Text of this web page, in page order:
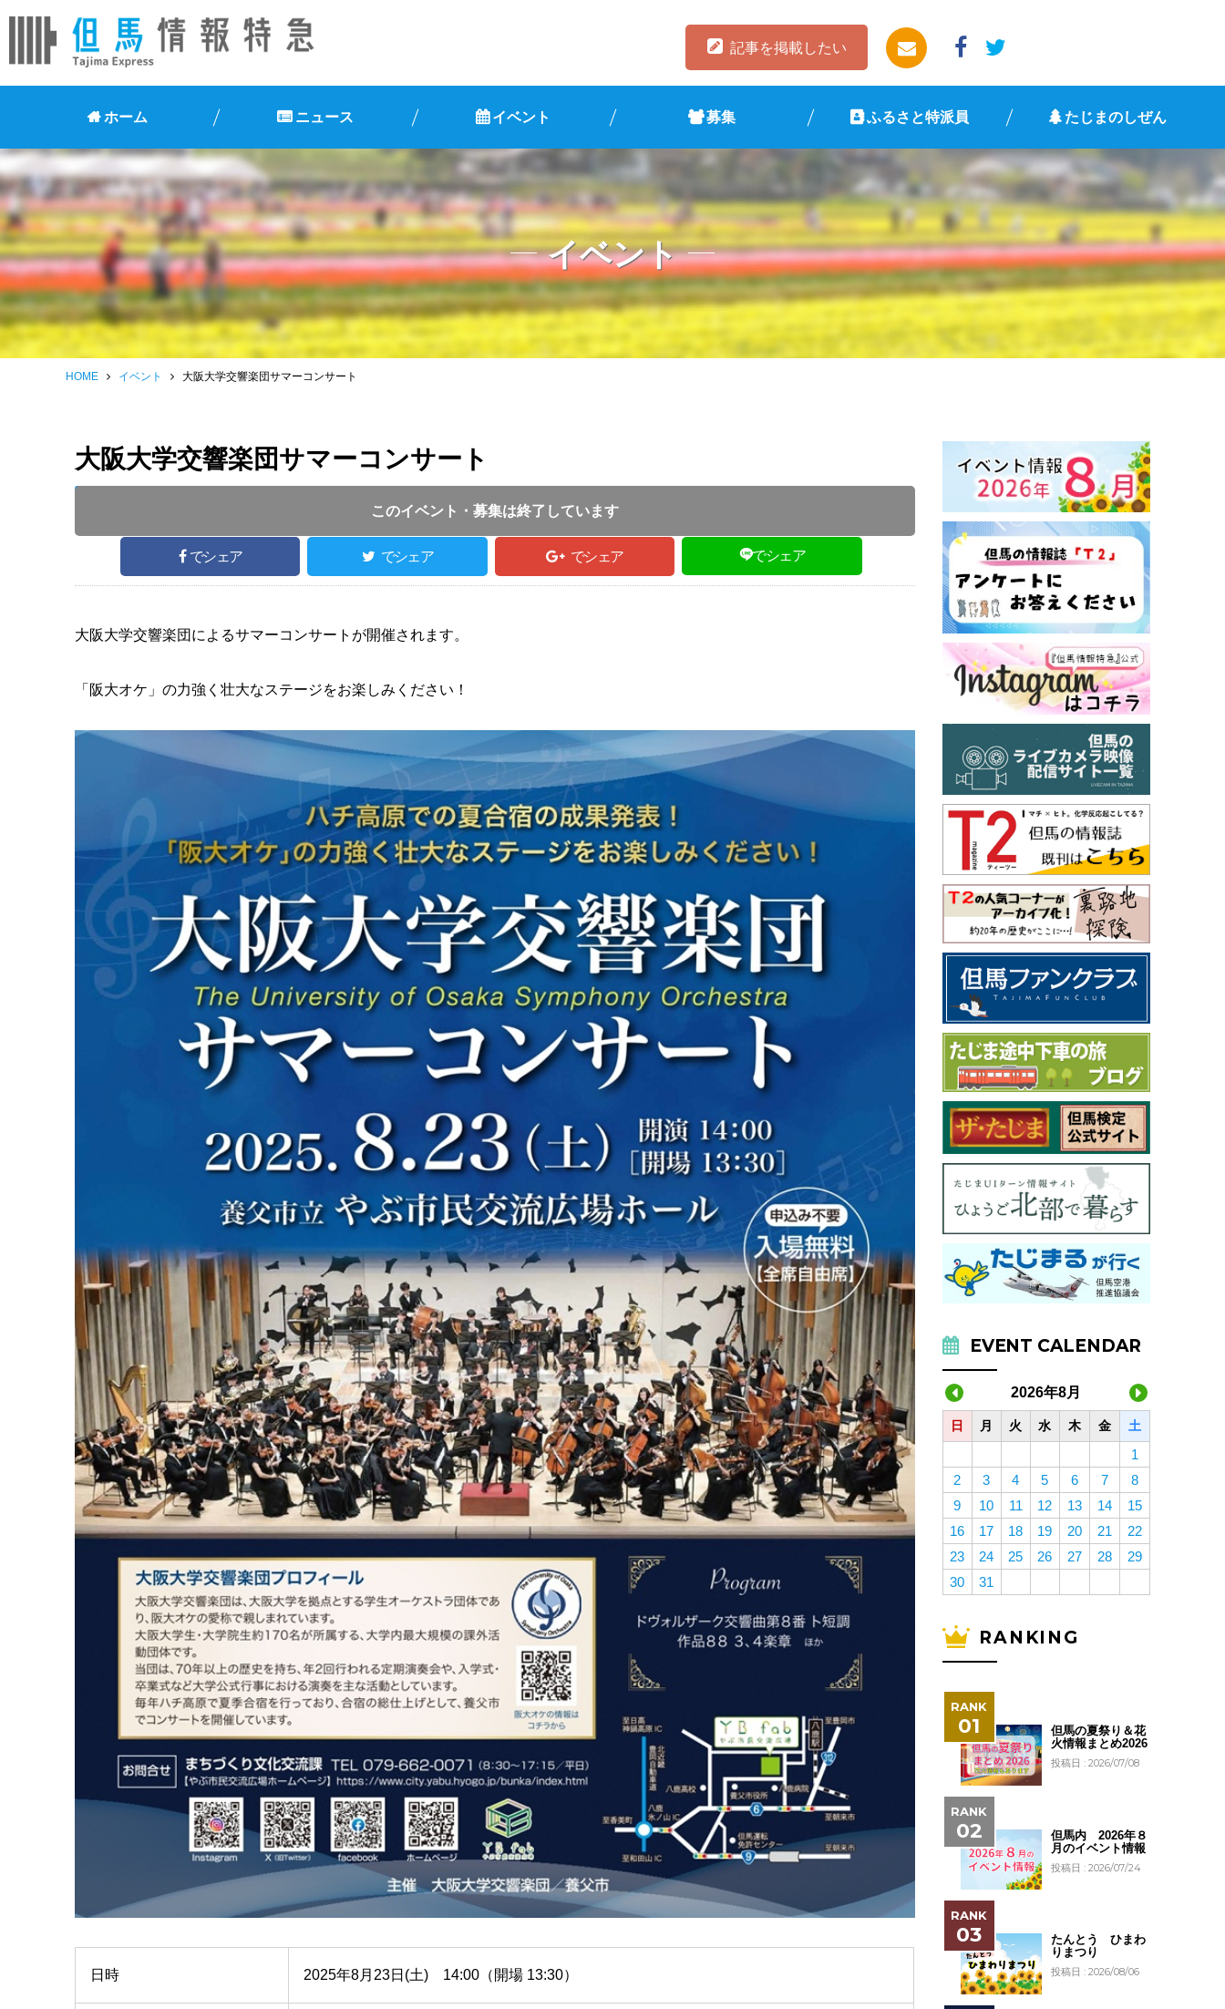
記事を掲載したい
ホーム ニュース イベント 募集 ふるさと特派員 たじまのしぜん
イベント
HOME イベント 大阪大学交響楽団サマーコンサート
大阪大学交響楽団サマーコンサート
このイベント・募集は終了しています
でシェア でシェア でシェア でシェア
大阪大学交響楽団によるサマーコンサートが開催されます。
「阪大オケ」の力強く壮大なステージをお楽しみください！
日時 2025年8月23日(土) 14:00（開場 13:30）
EVENT CALENDAR
2026年8月
日 月 火 水 木 金 土
1
2
3 4 5 6 7
8
9
10 11 12 13 14
15
16
17 18 19 20 21
22
23
24 25 26 27 28
29
30
31
RANKING
但馬の夏祭り＆花
火情報まとめ2026
投稿日 : 2026/07/08
但馬内 2026年８
月のイベント情報
投稿日 : 2026/07/24
たんとう ひまわ
りまつり
投稿日 : 2026/08/06